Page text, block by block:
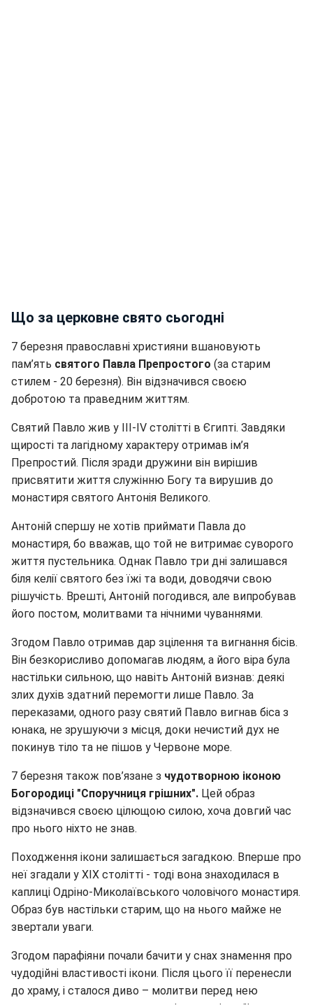
Що за церковне свято сьогодні
7 березня православні християни вшановують
пам’ять святого Павла Препростого (за старим
стилем - 20 березня). Він відзначився своєю
добротою та праведним життям.
Святий Павло жив у III-IV столітті в Єгипті. Завдяки
щирості та лагідному характеру отримав ім’я
Препростий. Після зради дружини він вирішив
присвятити життя служінню Богу та вирушив до
монастиря святого Антонія Великого.
Антоній спершу не хотів приймати Павла до
монастиря, бо вважав, що той не витримає суворого
життя пустельника. Однак Павло три дні залишався
біля келії святого без їжі та води, доводячи свою
рішучість. Врешті, Антоній погодився, але випробував
його постом, молитвами та нічними чуваннями.
Згодом Павло отримав дар зцілення та вигнання бісів.
Він безкорисливо допомагав людям, а його віра була
настільки сильною, що навіть Антоній визнав: деякі
злих духів здатний перемогти лише Павло. За
переказами, одного разу святий Павло вигнав біса з
юнака, не зрушуючи з місця, доки нечистий дух не
покинув тіло та не пішов у Червоне море.
7 березня також пов’язане з чудотворною іконою
Богородиці "Споручниця грішних". Цей образ
відзначився своєю цілющою силою, хоча довгий час
про нього ніхто не знав.
Походження ікони залишається загадкою. Вперше про
неї згадали у XIX столітті - тоді вона знаходилася в
каплиці Одріно-Миколаївського чоловічого монастиря.
Образ був настільки старим, що на нього майже не
звертали уваги.
Згодом парафіяни почали бачити у снах знамення про
чудодійні властивості ікони. Після цього її перенесли
до храму, і сталося диво – молитви перед нею